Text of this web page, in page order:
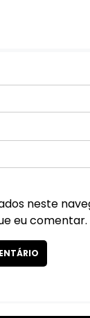
neste
eu comentar.